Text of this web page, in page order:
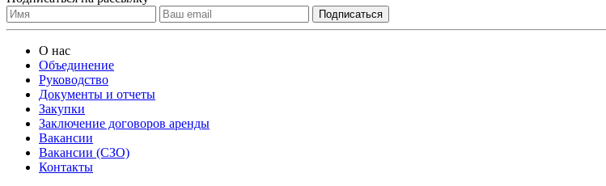
О нас
Объединение
Руководство
Документы и отчеты
Закупки
Заключение договоров аренды
Вакансии
Вакансии (СЗО)
Контакты